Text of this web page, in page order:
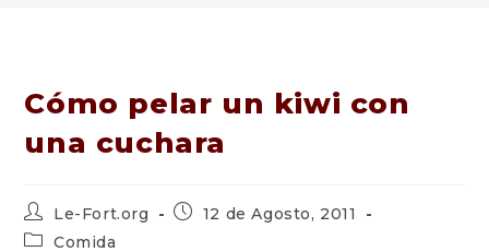
Cómo pelar un kiwi con
una cuchara
Autor
de
Le-Fort.org
Publicación
12 de Agosto, 2011
Categoría
Comida